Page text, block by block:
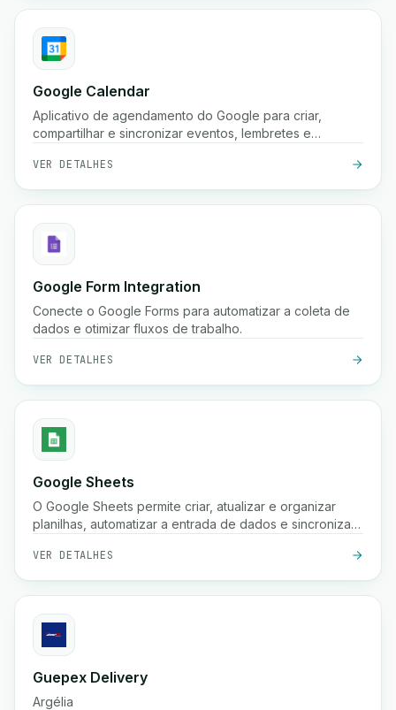
Google Calendar
Aplicativo de agendamento do Google para criar,
compartilhar e sincronizar eventos, lembretes e
VER DETALHES
Google Form Integration
Conecte o Google Forms para automatizar a coleta de
dados e otimizar fluxos de trabalho.
VER DETALHES
Google Sheets
O Google Sheets permite criar, atualizar e organizar
planilhas, automatizar a entrada de dados e sincronizar
colaboração e insights.
VER DETALHES
Guepex Delivery
Argélia